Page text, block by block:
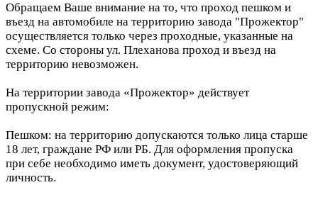
Обращаем Ваше внимание на то, что проход пешком и
въезд на автомобиле на территорию завода "Прожектор"
осуществляется только через проходные, указанные на
схеме. Со стороны ул. Плеханова проход и въезд на
территорию невозможен.
На территории завода «Прожектор» действует
пропускной режим:
Пешком: на территорию допускаются только лица старше
18 лет, граждане РФ или РБ. Для оформления пропуска
при себе необходимо иметь документ, удостоверяющий
личность.